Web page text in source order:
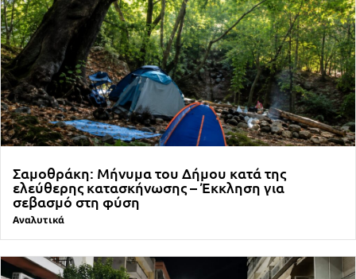
Σαμοθράκη: Μήνυμα του Δήμου κατά της
ελεύθερης κατασκήνωσης – Έκκληση για
σεβασμό στη φύση
Αναλυτικά